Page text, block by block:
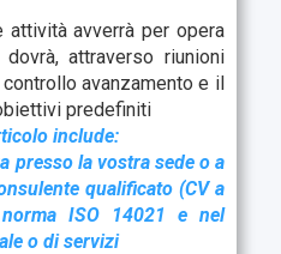
attività avverrà per opera
attraverso riunioni
avanzamento e il
predefiniti
include:
presso la vostra sede o a
qualificato (CV a
ISO 14021 e nel
o di servizi